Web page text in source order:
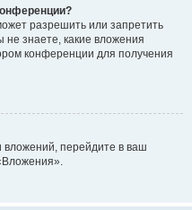
разрешить или запретить
знаете, какие вложения
конференции для получения
вложений, перейдите в ваш